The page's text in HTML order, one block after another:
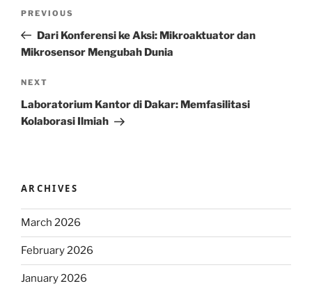
Previous
Post
PREVIOUS
Dari Konferensi ke Aksi: Mikroaktuator dan
Mikrosensor Mengubah Dunia
Next
Post
NEXT
Laboratorium Kantor di Dakar: Memfasilitasi
Kolaborasi Ilmiah
ARCHIVES
March 2026
February 2026
January 2026